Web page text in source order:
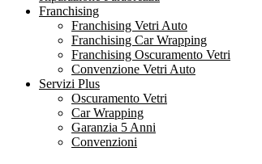
Franchising
Franchising Vetri Auto
Franchising Car Wrapping
Franchising Oscuramento Vetri
Convenzione Vetri Auto
Servizi Plus
Oscuramento Vetri
Car Wrapping
Garanzia 5 Anni
Convenzioni